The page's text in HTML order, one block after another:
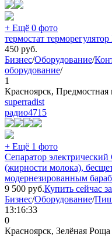
+ Ещё 0 фото
термостат
450 руб.
Бизнес/Оборудование/
оборудование/
1
Красноярск, Предмостная
superradist
радио4715
+ Ещё 1 фото
Сепаратор
(жирности молока),
модернезированным
9 500 руб.Купить сейчас за
Бизнес/Оборудование/
13:16:33
0
Красноярск, Зелёная Роща